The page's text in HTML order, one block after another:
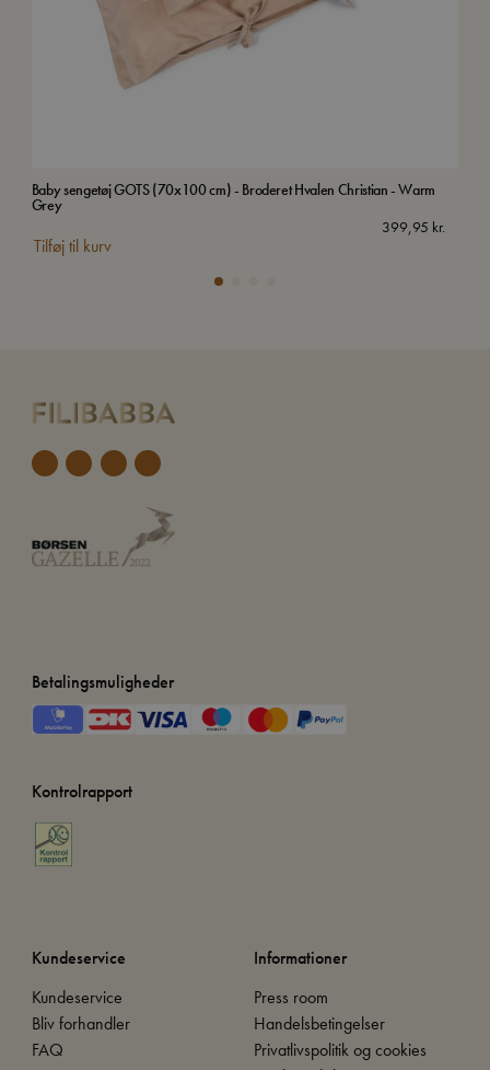
Baby sengetøj GOTS (70x100 cm) - Broderet Hvalen Christian - Warm
Grey
399,95 kr.
Tilføj til kurv
Betalingsmuligheder
Kontrolrapport
Kundeservice
Kundeservice
Bliv forhandler
FAQ
Informationer
Press room
Handelsbetingelser
Privatlivspolitik og cookies